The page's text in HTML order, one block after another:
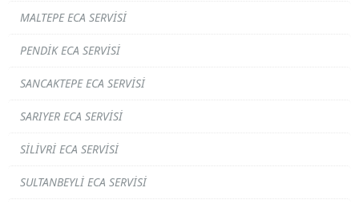
MALTEPE ECA SERVISI
PENDIK ECA SERVISI
SANCAKTEPE ECA SERVISI
SARIYER ECA SERVISI
SILIVRI ECA SERVISI
SULTANBEYLI ECA SERVISI